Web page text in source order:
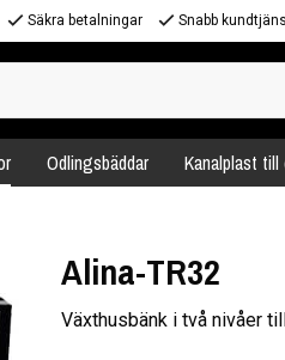
Säkra betalningar Snabb
Odlingsbäddar Kanalplast
Alina-TR32
Växthusbänk i två nivåer